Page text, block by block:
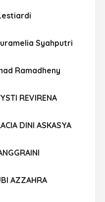
Syahputri
Ramadheny
REVIRENA
DINI ASKASYA
AZZAHRA